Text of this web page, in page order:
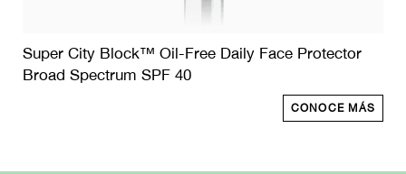
Super City Block™ Oil-Free Daily Face Protector
Broad Spectrum SPF 40
CONOCE MÁS